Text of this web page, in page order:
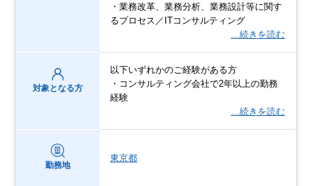
・業務改革、業務分析、業務設計等に関す
るプロセス／ITコンサルティング
…続きを読む
対象となる方
以下いずれかのご経験がある方
・コンサルティング会社で2年以上の勤務
経験
…続きを読む
勤務地
東京都